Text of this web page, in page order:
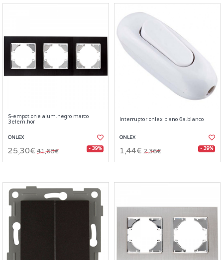
S-empot.one alum.negro marco
3elem.hor
ONLEX
25,30€ 41,68€ - 39%
Interruptor onlex plano 6a.blanco
ONLEX
1,44€ 2,36€ - 39%